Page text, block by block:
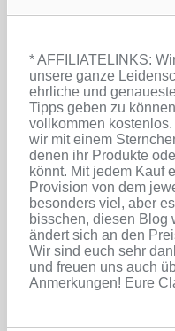
* AFFILIATELINKS:
unsere ganze
ehrliche und
Tipps geben zu
vollkommen
wir mit einem
denen ihr Produkte
könnt. Mit jedem Kauf
Provision von dem
besonders viel, aber
bisschen, diesen Blog
ändert sich an den
Wir sind euch sehr
und freuen uns auch
Anmerkungen! Eure